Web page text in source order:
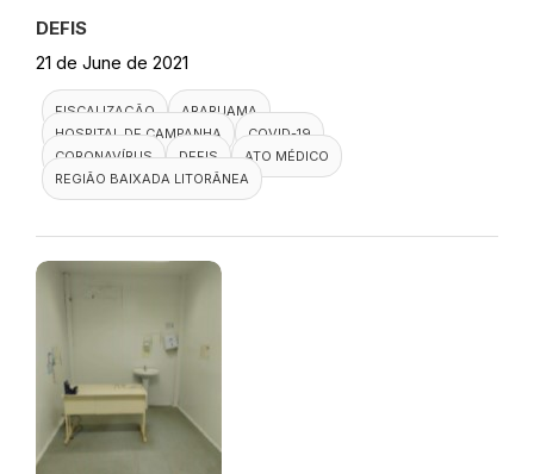
DEFIS
21 de June de 2021
FISCALIZAÇÃO
ARARUAMA
HOSPITAL DE CAMPANHA
COVID-19
CORONAVÍRUS
DEFIS
ATO MÉDICO
REGIÃO BAIXADA LITORÂNEA